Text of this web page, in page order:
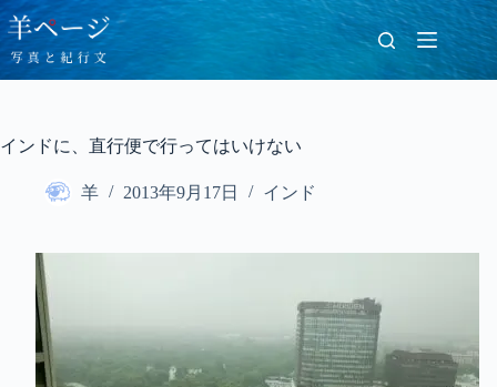
コ
ン
テ
ン
ス
インドに、直行便で行ってはいけない
羊 2013年9月17日 インド